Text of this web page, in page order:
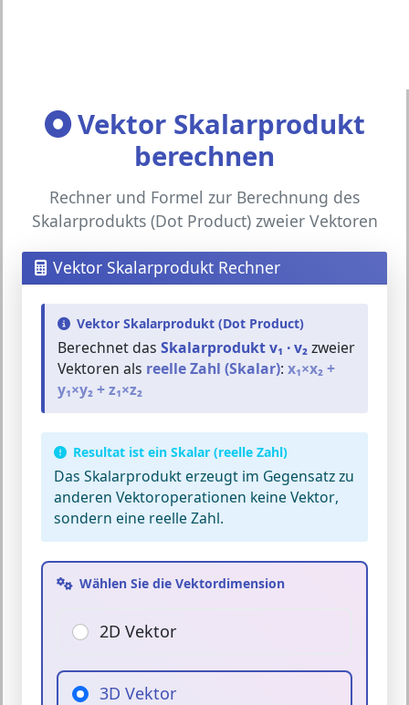
Vektor Skalarprodukt
berechnen
Rechner und Formel zur Berechnung des
Skalarprodukts (Dot Product) zweier Vektoren
Vektor Skalarprodukt Rechner
Vektor Skalarprodukt (Dot Product)
Berechnet das Skalarprodukt v₁ · v₂ zweier
Vektoren als reelle Zahl (Skalar): x₁×x₂ +
y₁×y₂ + z₁×z₂
Resultat ist ein Skalar (reelle Zahl)
Das Skalarprodukt erzeugt im Gegensatz zu
anderen Vektoroperationen keine Vektor,
sondern eine reelle Zahl.
Wählen Sie die Vektordimension
2D Vektor
3D Vektor